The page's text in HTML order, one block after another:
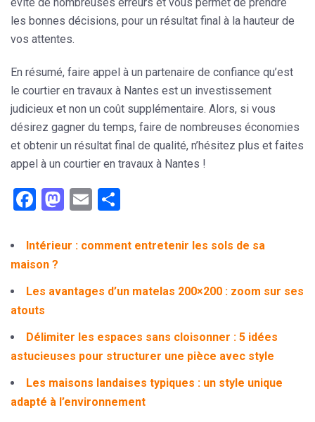
les bonnes décisions, pour un résultat final à la hauteur de
vos attentes.
En résumé, faire appel à un partenaire de confiance qu’est
le courtier en travaux à Nantes est un investissement
judicieux et non un coût supplémentaire. Alors, si vous
désirez gagner du temps, faire de nombreuses économies
et obtenir un résultat final de qualité, n’hésitez plus et faites
appel à un courtier en travaux à Nantes !
Facebook
Mastodon
Email
Intérieur : comment entretenir les sols de sa
maison ?
Les avantages d’un matelas 200×200 : zoom sur ses
atouts
Délimiter les espaces sans cloisonner : 5 idées
astucieuses pour structurer une pièce avec style
Les maisons landaises typiques : un style unique
adapté à l’environnement